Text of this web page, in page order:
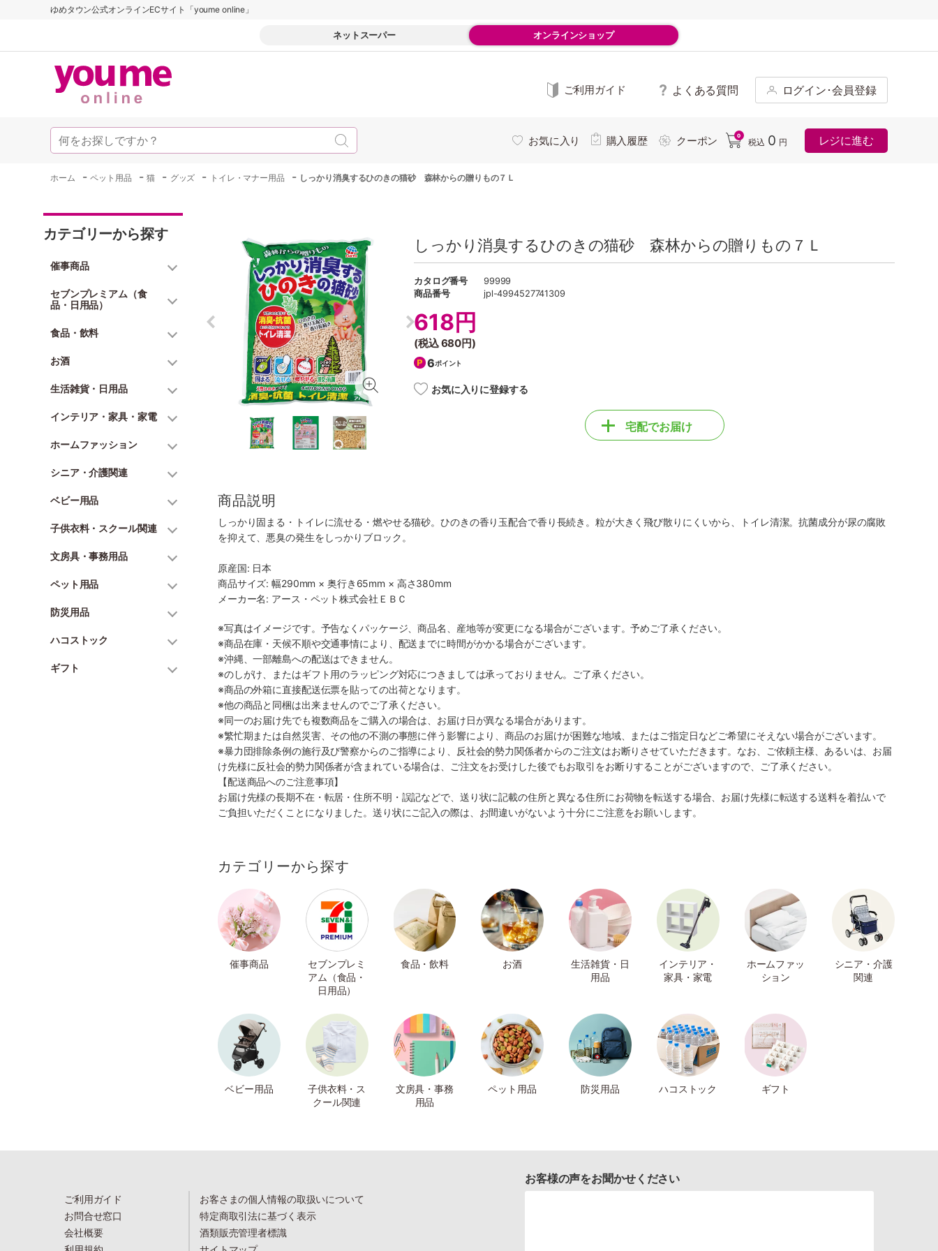
ゆめタウン公式オンラインECサイト「youme online」
ネットスーパー オンラインショップ
ご利用ガイド よくある質問 ログイン･会員登録
お気に入り 購入履歴 クーポン 0
税込 0 円 レジに進む
ホーム -ペット用品 -猫 - グッズ - トイレ・マナー用品 - しっかり消臭するひのきの猫砂 森林からの贈りもの７Ｌ
カテゴリーから探す
催事商品
セブンプレミアム（食
品・日用品）
食品・飲料
お酒
生活雑貨・日用品
インテリア・家具・家電
ホームファッション
シニア・介護関連
ベビー用品
子供衣料・スクール関連
文房具・事務用品
ペット用品
防災用品
ハコストック
ギフト
しっかり消臭するひのきの猫砂 森林からの贈りもの７Ｌ
カタログ番号
99999
商品番号
jpl-4994527741309
618円
(税込680円)
6ポイント
お気に入りに登録する
宅配でお届け
商品説明
しっかり固まる・トイレに流せる・燃やせる猫砂。ひのきの香り玉配合で香り長続き。粒が大きく飛び散りにくいから、トイレ清潔。抗菌成分が尿の腐敗
を抑えて、悪臭の発生をしっかりブロック。
原産国: 日本
商品サイズ: 幅290mm × 奥行き65mm × 高さ380mm
メーカー名: アース・ペット株式会社ＥＢＣ
※写真はイメージです。予告なくパッケージ、商品名、産地等が変更になる場合がございます。予めご了承ください。
※商品在庫・天候不順や交通事情により、配送までに時間がかかる場合がございます。
※沖縄、一部離島への配送はできません。
※のしがけ、またはギフト用のラッピング対応につきましては承っておりません。ご了承ください。
※商品の外箱に直接配送伝票を貼っての出荷となります。
※他の商品と同梱は出来ませんのでご了承ください。
※同一のお届け先でも複数商品をご購入の場合は、お届け日が異なる場合があります。
※繁忙期または自然災害、その他の不測の事態に伴う影響により、商品のお届けが困難な地域、またはご指定日などご希望にそえない場合がございます。
※暴力団排除条例の施行及び警察からのご指導により、反社会的勢力関係者からのご注文はお断りさせていただきます。なお、ご依頼主様、あるいは、お届
け先様に反社会的勢力関係者が含まれている場合は、ご注文をお受けした後でもお取引をお断りすることがございますので、ご了承ください。
【配送商品へのご注意事項】
お届け先様の長期不在・転居・住所不明・誤記などで、送り状に記載の住所と異なる住所にお荷物を転送する場合、お届け先様に転送する送料を着払いで
ご負担いただくことになりました。送り状にご記入の際は、お間違いがないよう十分にご注意をお願いします。
カテゴリーから探す
催事商品
セブンプレミ
アム（食品・
日用品）
食品・飲料 お酒
生活雑貨・日
用品
インテリア・
家具・家電
ホームファッ
ション
シニア・介護
関連
ベビー用品
子供衣料・ス
クール関連
文房具・事務
用品
ペット用品 防災用品 ハコストック ギフト
ご利用ガイド
お問合せ窓口
会社概要
お客さまの個人情報の取扱いについて
特定商取引法に基づく表示
酒類販売管理者標識
お客様の声をお聞かせください